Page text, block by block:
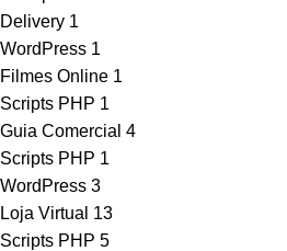
Delivery 1
WordPress 1
Filmes Online 1
Scripts PHP 1
Guia Comercial 4
Scripts PHP 1
WordPress 3
Loja Virtual 13
Scripts PHP 5